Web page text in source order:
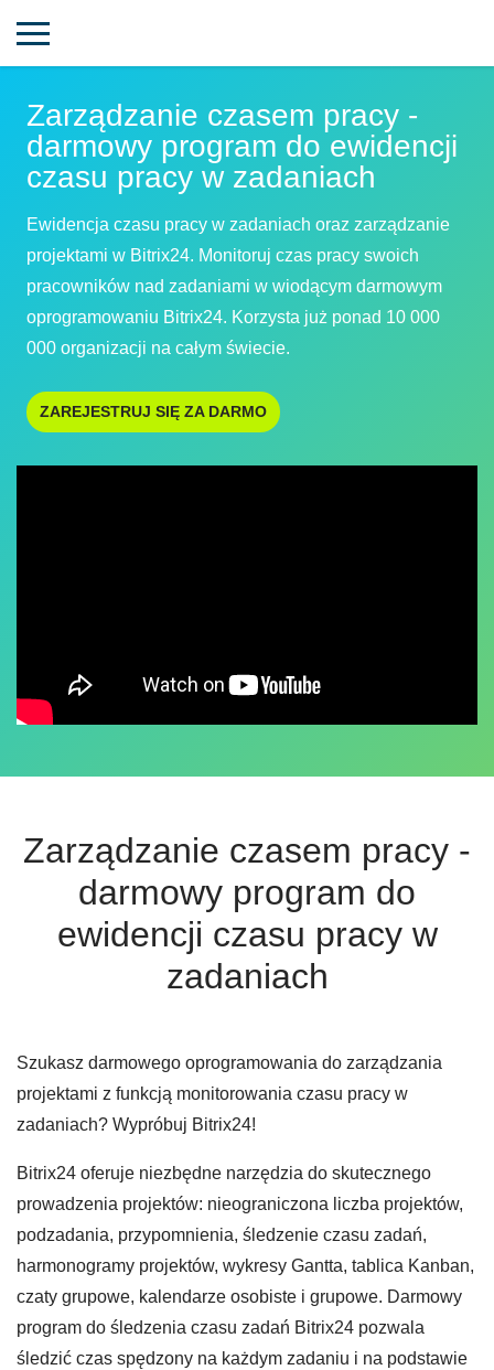
Zarządzanie czasem pracy -
darmowy program do ewidencji
czasu pracy w zadaniach
Ewidencja czasu pracy w zadaniach oraz zarządzanie
projektami w Bitrix24. Monitoruj czas pracy swoich
pracowników nad zadaniami w wiodącym darmowym
oprogramowaniu Bitrix24. Korzysta już ponad 10 000
000 organizacji na całym świecie.
ZAREJESTRUJ SIĘ ZA DARMO
Zarządzanie czasem pracy -
darmowy program do
ewidencji czasu pracy w
zadaniach
Szukasz darmowego oprogramowania do zarządzania
projektami z funkcją monitorowania czasu pracy w
zadaniach? Wypróbuj Bitrix24!
Bitrix24 oferuje niezbędne narzędzia do skutecznego
prowadzenia projektów: nieograniczona liczba projektów,
podzadania, przypomnienia, śledzenie czasu zadań,
harmonogramy projektów, wykresy Gantta, tablica Kanban,
czaty grupowe, kalendarze osobiste i grupowe. Darmowy
program do śledzenia czasu zadań Bitrix24 pozwala
śledzić czas spędzony na każdym zadaniu i na podstawie